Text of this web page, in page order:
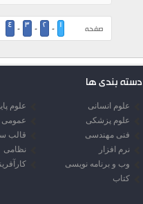
صفحه 1
-
2
-
3
-
4
دسته بندی ها
علوم انسانی
علوم
علوم پزشکی
عمومی
فنی مهندسی
قالب
نرم افزار
نظامی
وب و برنامه نویسی
کتاب